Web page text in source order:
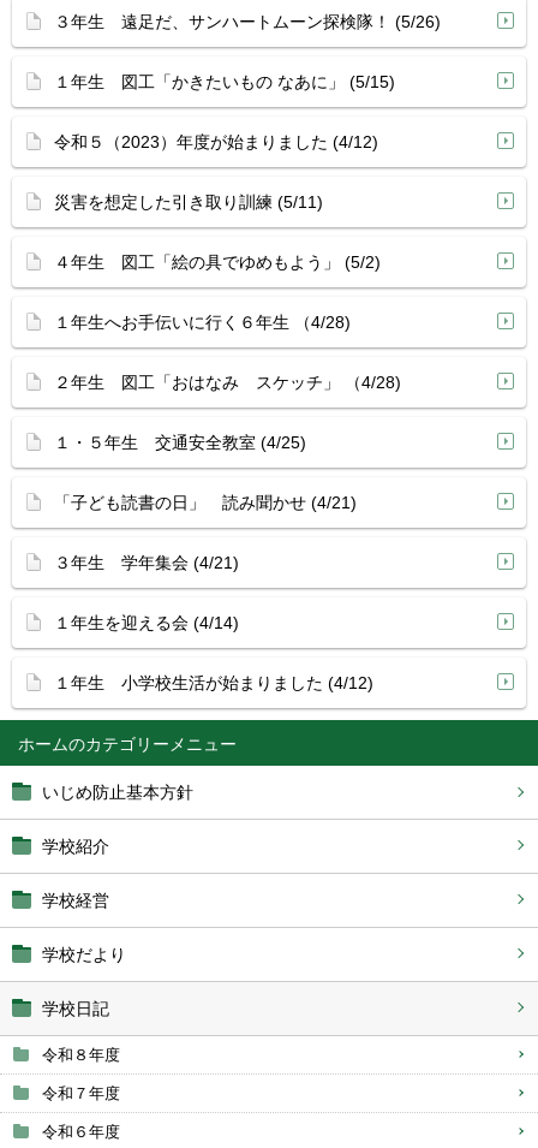
ホーム
いじめ防止基本方針
学校紹介
学校経営
学校だより
学校日記
令和８年度
令和７年度
令和６年度
３年生 遠足だ、サンハートムーン探検隊！ (5/26)
１年生 図工「かきたいもの なあに」 (5/15)
令和５（2023）年度が始まりました (4/12)
災害を想定した引き取り訓練 (5/11)
４年生 図工「絵の具でゆめもよう」 (5/2)
１年生へお手伝いに行く６年生 （4/28)
２年生 図工「おはなみ スケッチ」 （4/28)
１・５年生 交通安全教室 (4/25)
「子ども読書の日」 読み聞かせ (4/21)
３年生 学年集会 (4/21)
１年生を迎える会 (4/14)
１年生 小学校生活が始まりました (4/12)